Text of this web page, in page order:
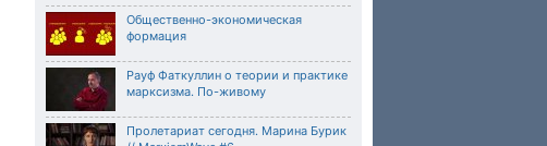
Общественно-экономическая
формация
Рауф Фаткуллин о теории и практике
марксизма. По-живому
Пролетариат сегодня. Марина Бурик